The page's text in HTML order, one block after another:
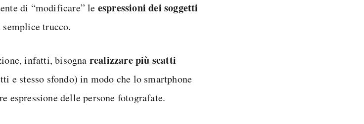
di “modificare” le espressioni dei soggetti
trucco.
infatti, bisogna realizzare più scatti
e stesso sfondo) in modo che lo smartphone
espressione delle persone fotografate.